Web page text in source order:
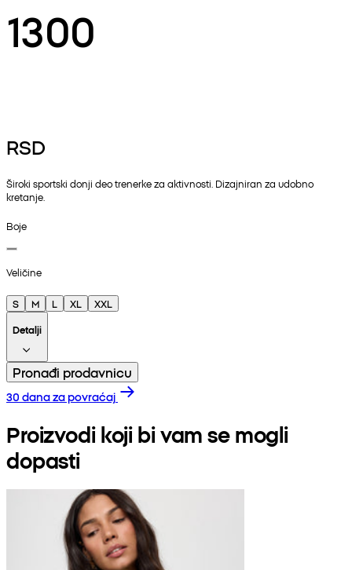
1300
RSD
Široki sportski donji deo trenerke za aktivnosti. Dizajniran za udobno
kretanje.
Boje
Veličine
S M L XL
XXL
Detalji
Pronađi prodavnicu
30 dana za povraćaj
Proizvodi koji bi vam se mogli
dopasti